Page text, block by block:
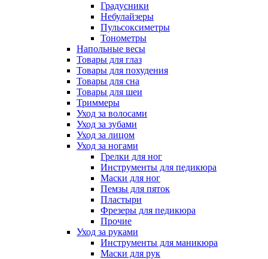
Градусники
Небулайзеры
Пульсоксиметры
Тонометры
Напольные весы
Товары для глаз
Товары для похудения
Товары для сна
Товары для шеи
Триммеры
Уход за волосами
Уход за зубами
Уход за лицом
Уход за ногами
Грелки для ног
Инструменты для педикюра
Маски для ног
Пемзы для пяток
Пластыри
Фрезеры для педикюра
Прочие
Уход за руками
Инструменты для маникюра
Маски для рук